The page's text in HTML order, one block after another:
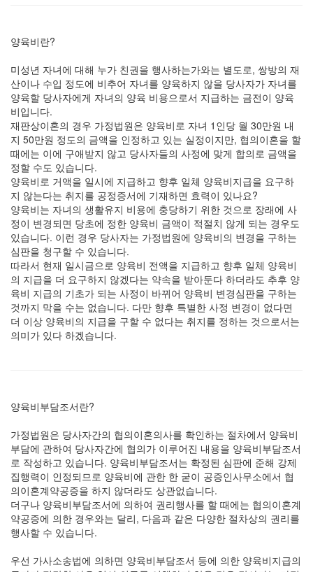
양육비란?
미성년 자녀에 대해 누가 친권을 행사하는가와는 별도로, 쌍방의 재
산이나 수입 정도에 비추어 자녀를 양육하지 않을 당사자가 자녀를
양육할 당사자에게 자녀의 양육 비용으로서 지급하는 금전이 양육
비입니다.
재판상이혼의 경우 가정법원은 양육비로 자녀 1인당 월 30만원 내
지 50만원 정도의 금액을 인정하고 있는 실정이지만, 협의이혼을 할
때에는 이에 구애받지 않고 당사자들의 사정에 맞게 합의로 금액을
정할 수도 있습니다.
양육비로 거액을 일시에 지급하고 향후 일체 양육비지급을 요구하
지 않는다는 취지를 공정증서에 기재하면 효력이 있나요?
양육비는 자녀의 생활유지 비용에 충당하기 위한 것으로 장래에 사
정이 변경되면 당초에 정한 양육비 금액이 적절치 않게 되는 경우도
있습니다. 이런 경우 당사자는 가정법원에 양육비의 변경을 구하는
심판을 청구할 수 있습니다.
따라서 현재 일시금으로 양육비 전액을 지급하고 향후 일체 양육비
의 지급을 더 요구하지 않겠다는 약속을 받아둔다 하더라도 추후 양
육비 지급의 기초가 되는 사정이 바뀌어 양육비 변경심판을 구하는
것까지 막을 수는 없습니다. 다만 향후 특별한 사정 변경이 없다면
더 이상 양육비의 지급을 구할 수 없다는 취지를 정하는 것으로서는
의미가 있다 하겠습니다.
양육비부담조서란?
가정법원은 당사자간의 협의이혼의사를 확인하는 절차에서 양육비
부담에 관하여 당사자간에 협의가 이루어진 내용을 양육비부담조서
로 작성하고 있습니다. 양육비부담조서는 확정된 심판에 준해 강제
집행력이 인정되므로 양육비에 관한 한 굳이 공증인사무소에서 협
의이혼계약공증을 하지 않더라도 상관없습니다.
더구나 양육비부담조서에 의하여 권리행사를 할 때에는 협의이혼계
약공증에 의한 경우와는 달리, 다음과 같은 다양한 절차상의 권리를
행사할 수 있습니다.
우선 가사소송법에 의하면 양육비부담조서 등에 의한 양육비지급의